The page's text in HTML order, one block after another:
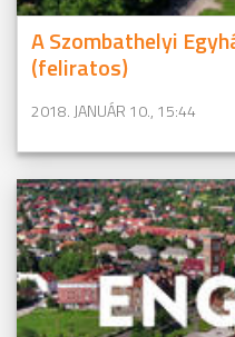
A Szombathelyi
(feliratos)
2018. JANUÁR 10., 15:44